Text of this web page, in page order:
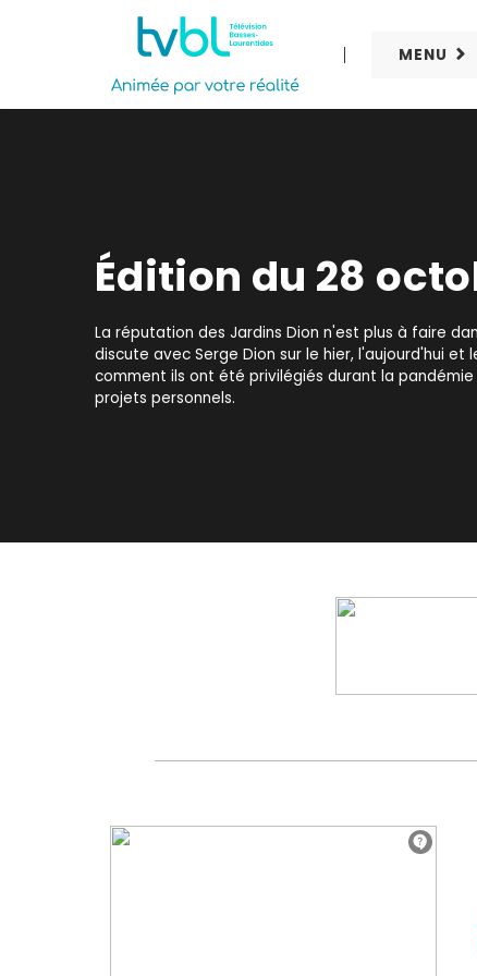
MENU
Édition du 28
La réputation des Jardins Dion n'est plus à faire
discute avec Serge Dion sur le hier, l'aujourd'hui et
comment ils ont été privilégiés durant la pandémie
projets personnels.